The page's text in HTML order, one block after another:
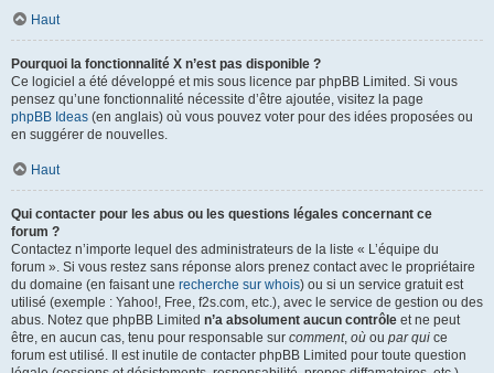
Haut
Pourquoi la fonctionnalité X n’est pas disponible ?
Ce logiciel a été développé et mis sous licence par phpBB Limited. Si vous
pensez qu’une fonctionnalité nécessite d’être ajoutée, visitez la page
phpBB Ideas (en anglais) où vous pouvez voter pour des idées proposées ou
en suggérer de nouvelles.
Haut
Qui contacter pour les abus ou les questions légales concernant ce
forum ?
Contactez n’importe lequel des administrateurs de la liste « L’équipe du
forum ». Si vous restez sans réponse alors prenez contact avec le propriétaire
du domaine (en faisant une recherche sur whois) ou si un service gratuit est
utilisé (exemple : Yahoo!, Free, f2s.com, etc.), avec le service de gestion ou des
abus. Notez que phpBB Limited n’a absolument aucun contrôle et ne peut
être, en aucun cas, tenu pour responsable sur comment, où ou par qui ce
forum est utilisé. Il est inutile de contacter phpBB Limited pour toute question